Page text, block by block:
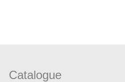
Catalogue